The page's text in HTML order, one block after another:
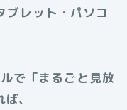
ブレット・パソコ
で「まるごと見放
、